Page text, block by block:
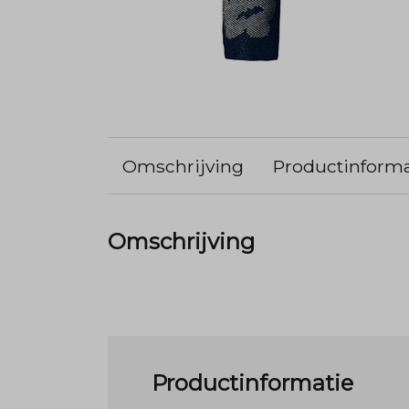
Omschrijving
Omschrijving
Productinformatie